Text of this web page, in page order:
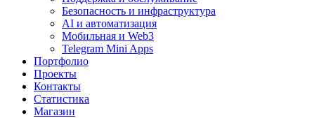
Безопасность и инфраструктура
AI и автоматизация
Мобильная и Web3
Telegram Mini Apps
Портфолио
Проекты
Контакты
Статистика
Магазин